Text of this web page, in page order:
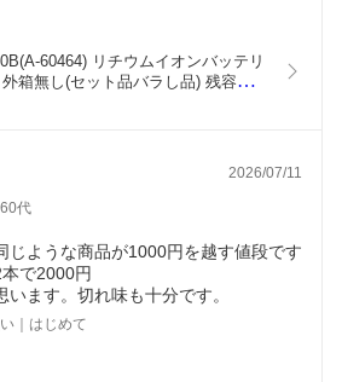
60464) リチウムイオンバッテリ
箱無し(セット品バラし品) 残容量表
2026/07/11
60代
じような商品が1000円を越す値段です
で2000円
｜はじめて